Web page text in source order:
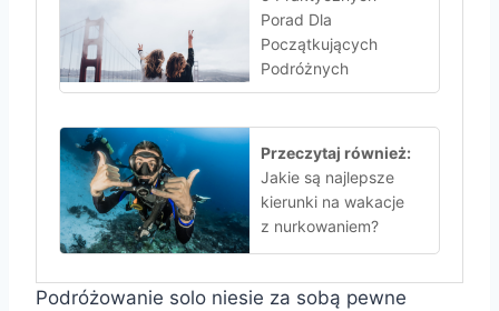
Porad Dla
Początkujących
Podróżnych
Przeczytaj również:
Jakie są najlepsze
kierunki na wakacje
z nurkowaniem?
Podróżowanie solo niesie za sobą pewne